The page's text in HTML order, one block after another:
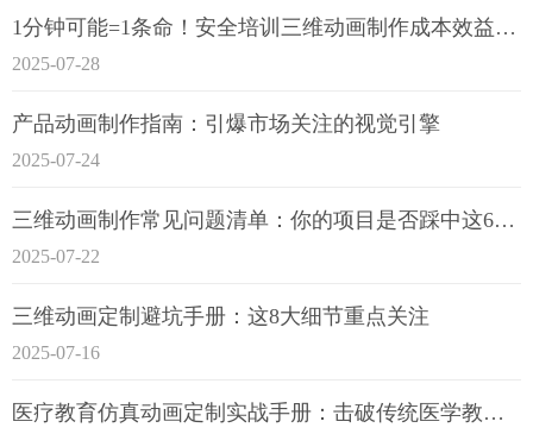
1分钟可能=1条命！安全培训三维动画制作成本效益深度拆解
2025-07-28
产品动画制作指南：引爆市场关注的视觉引擎
2025-07-24
三维动画制作常见问题清单：你的项目是否踩中这6大技术雷区？
2025-07-22
三维动画定制避坑手册：这8大细节重点关注
2025-07-16
医疗教育仿真动画定制实战手册：击破传统医学教育7大痛点